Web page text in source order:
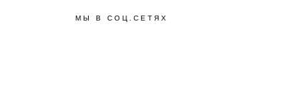
МЫ В СОЦ.СЕТЯХ